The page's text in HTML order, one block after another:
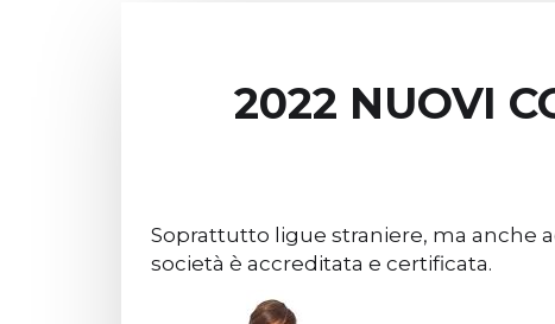
2022 NUOVI
Soprattutto ligue straniere, ma anche
società è accreditata e certificata.